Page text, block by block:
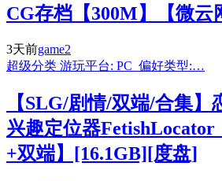
CG存档【300M】【微云
3天前game2
超级分类 游玩平台: PC 偏好类型:…
【SLG/剧情/双端/合集】
兴趣定位器FetishLocator
+双端】[16.1GB][度盘]